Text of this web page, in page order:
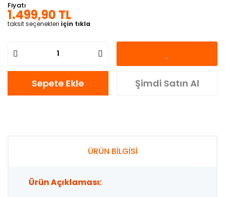
Fiyatı
1.499,90 TL
taksit seçenekleri için tıkla
Sepete Ekle Şimdi Satın Al
ÜRÜN BİLGİSİ
Ürün Açıklaması: